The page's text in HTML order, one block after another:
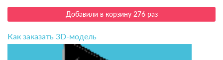
Добавили в корзину 276 раз
Как заказать 3D-модель